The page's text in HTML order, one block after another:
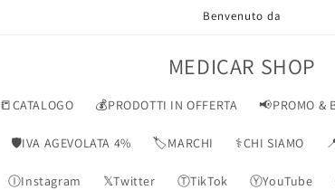
Benvenuto da
MEDICAR SHOP
📒CATALOGO 💰PRODOTTI IN OFFERTA 📢PROMO &
🛡️IVA AGEVOLATA 4% 🏷️MARCHI ⚕️CHI SIAMO
ⒾInstagram 𝕏Twitter ⓉTikTok ⓎYouTube